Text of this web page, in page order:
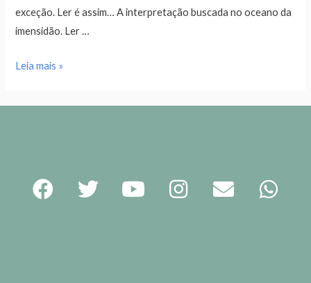
exceção. Ler é assim… A interpretação buscada no oceano da
imensidão. Ler …
Leia mais »